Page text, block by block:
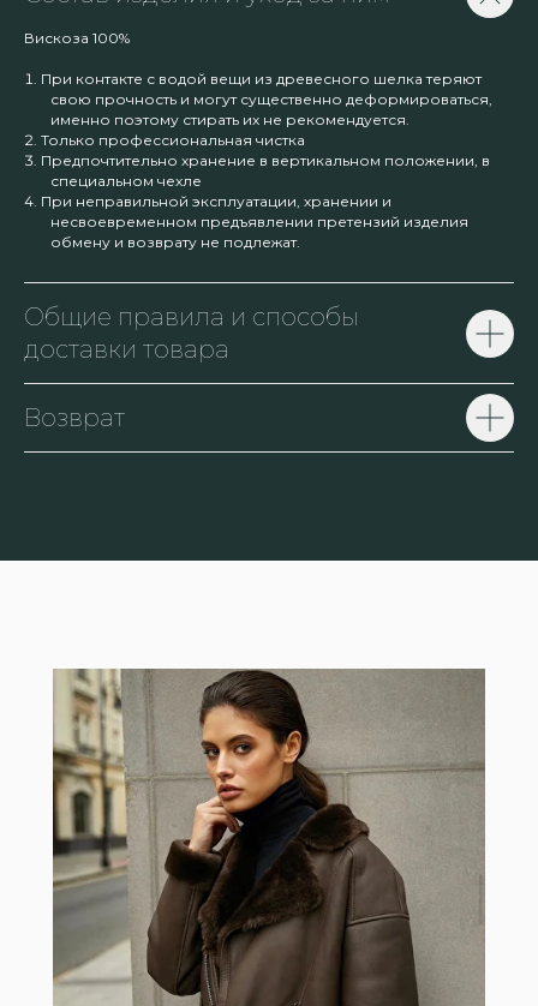
Вискоза 100%
При контакте с водой вещи из древесного шелка теряют
свою прочность и могут существенно деформироваться,
именно поэтому стирать их не рекомендуется.
Только профессиональная чистка
Предпочтительно хранение в вертикальном положении, в
специальном чехле
При неправильной эксплуатации, хранении и
несвоевременном предъявлении претензий изделия
обмену и возврату не подлежат.
Общие правила и способы
доставки товара
Возврат